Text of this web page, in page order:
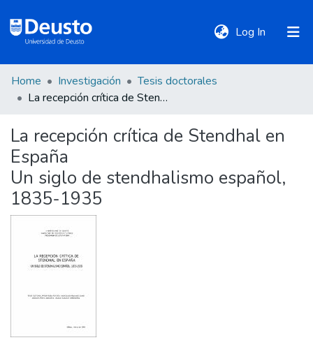
Log In (current)
DeustoTeka
Communities
&
Collections
All of DSpace
Statistics
Home Investigación
Tesis doctorales
La recepción crítica de Stendhal en España
La recepción crítica de Stendhal en
España
Un siglo de stendhalismo español,
1835-1935